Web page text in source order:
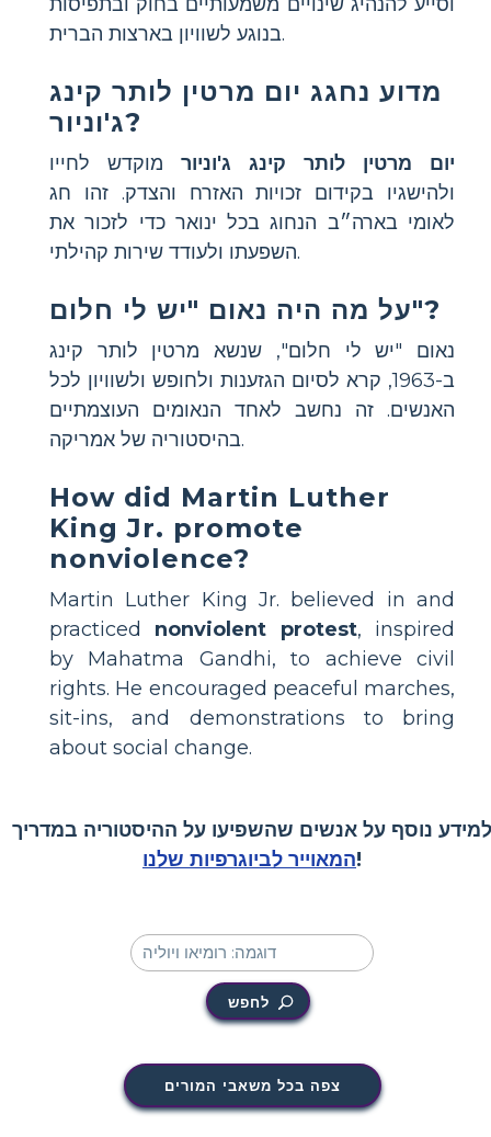
בנוגע לשוויון בארצות הברית.
מדוע נחגג יום מרטין לותר קינג
ג'וניור?
יום מרטין לותר קינג ג'וניור מוקדש לחייו
ולהישגיו בקידום זכויות האזרח והצדק. זהו חג
לאומי בארה״ב הנחוג בכל ינואר כדי לזכור את
השפעתו ולעודד שירות קהילתי.
על מה היה נאום "יש לי חלום"?
נאום "יש לי חלום", שנשא מרטין לותר קינג
ב-1963, קרא לסיום הגזענות ולחופש ולשוויון לכל
האנשים. זה נחשב לאחד הנאומים העוצמתיים
בהיסטוריה של אמריקה.
How did Martin Luther
King Jr. promote
nonviolence?
Martin Luther King Jr. believed in and
practiced nonviolent protest, inspired
by Mahatma Gandhi, to achieve civil
rights. He encouraged peaceful marches,
sit-ins, and demonstrations to bring
about social change.
למידע נוסף על אנשים שהשפיעו על ההיסטוריה במדריך
המאוייר לביוגרפיות שלנו!
לחפש
צפה בכל משאבי המורים